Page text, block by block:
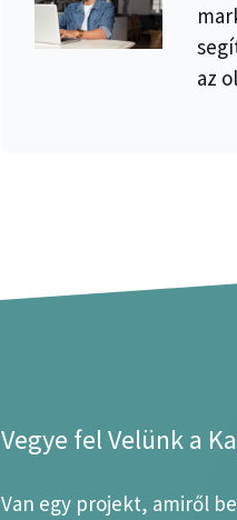
az
Vegye fel Velünk a
Van egy projekt, amiről